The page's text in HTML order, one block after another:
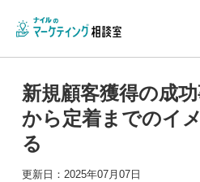
新規顧客獲得の成
から定着までのイ
る
更新日： 2025年07月07日